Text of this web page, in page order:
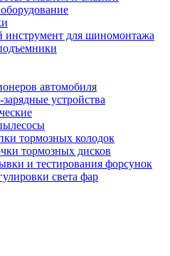
инструмент для шиномонтажа
автомобиля
устройства
тормозных колодок
тормозных дисков
и тестирования форсунок
света фар